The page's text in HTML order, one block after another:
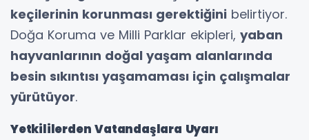
keçilerinin korunması gerektiğini belirtiyor.
Doğa Koruma ve Milli Parklar ekipleri, yaban
hayvanlarının doğal yaşam alanlarında
besin sıkıntısı yaşamaması için çalışmalar
yürütüyor.
Yetkililerden Vatandaşlara Uyarı